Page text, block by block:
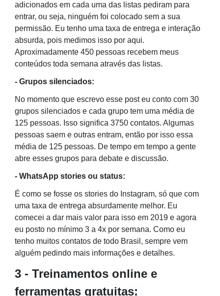
adicionados em cada uma das listas pediram para
entrar, ou seja, ninguém foi colocado sem a sua
permissão. Eu tenho uma taxa de entrega e interação
absurda, pois medimos isso por aqui.
Aproximadamente 450 pessoas recebem meus
conteúdos toda semana através das listas.
- Grupos silenciados:
No momento que escrevo esse post eu conto com 30
grupos silenciados e cada grupo tem uma média de
125 pessoas. Isso significa 3750 contatos. Algumas
pessoas saem e outras entram, então por isso essa
média de 125 pessoas. De tempo em tempo a gente
abre esses grupos para debate e discussão.
- WhatsApp stories ou status:
É como se fosse os stories do Instagram, só que com
uma taxa de entrega absurdamente melhor. Eu
comecei a dar mais valor para isso em 2019 e agora
eu posto no mínimo 3 a 4x por semana. Como eu
tenho muitos contatos de todo Brasil, sempre vem
alguém pedindo mais informações e detalhes.
3 - Treinamentos online e
ferramentas gratuitas: